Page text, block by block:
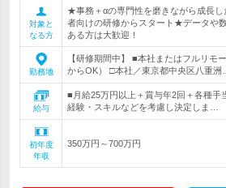
対象と
なる方
★事務＋αの専門性を磨きながら成長
者向けの研修からスタート★データや
ある方は大歓迎！
勤務地
【研修期間中】 ■本社またはフルリモ
からOK） □本社／東京都中央区八重洲…
給与
■月給25万円以上＋賞与年2回＋各種
経験・スキルなどを考慮し決定しま…
初年度
年収
350万円～700万円